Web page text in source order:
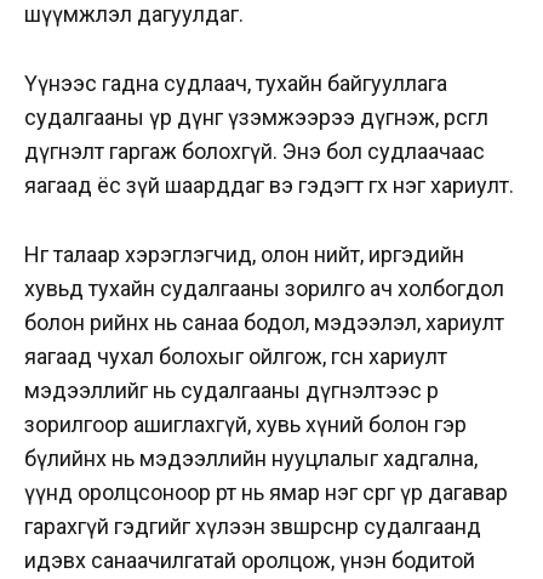
шүүмжлэл дагуулдаг.
Үүнээс гадна судлаач, тухайн байгууллага
судалгааны үр дүнг үзэмжээрээ дүгнэж, өрөөсгөл
дүгнэлт гаргаж болохгүй. Энэ бол судлаачаас
яагаад ёс зүй шаарддаг вэ гэдэгт өгөх нэг хариулт.
Нөгөө талаар хэрэглэгчид, олон нийт, иргэдийн
хувьд тухайн судалгааны зорилго ач холбогдол
болон өөрийнх нь санаа бодол, мэдээлэл, хариулт
яагаад чухал болохыг ойлгож, өгсөн хариулт
мэдээллийг нь судалгааны дүгнэлтээс өөр
зорилгоор ашиглахгүй, хувь хүний болон гэр
бүлийнх нь мэдээллийн нууцлалыг хадгална,
үүнд оролцсоноор өөрт нь ямар нэг сөрөг үр дагавар
гарахгүй гэдгийг хүлээн зөвшөөрснөөр судалгаанд
идэвх санаачилгатай оролцож, үнэн бодитой